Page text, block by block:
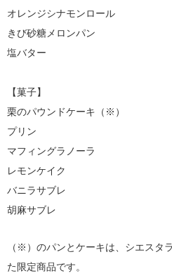
オレンジシナモンロール
きび砂糖メロンパン
塩バター
【菓子】
栗のパウンドケーキ（※）
プリン
マフィングラノーラ
レモンケイク
バニラサブレ
胡麻サブレ
（※）のパンとケーキは、シエスタ
た限定商品です。